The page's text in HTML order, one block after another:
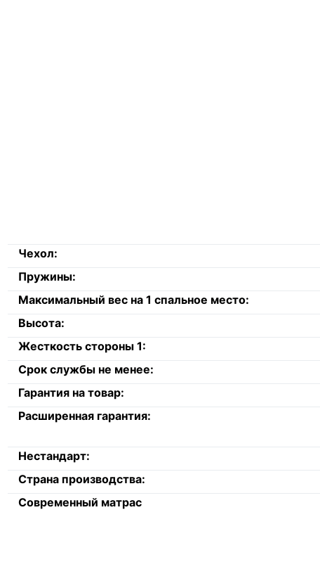
Чехол:
Пружины:
Максимальный вес на 1 спальное место:
Высота:
Жесткость стороны 1:
Срок службы не менее:
Гарантия на товар:
Расширенная гарантия:
Нестандарт:
Страна производства:
Современный матрас